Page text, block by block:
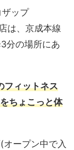
ップ
は、京成本線
分の場所にあ
フィットネス
ちょこっと体
ープン中で入